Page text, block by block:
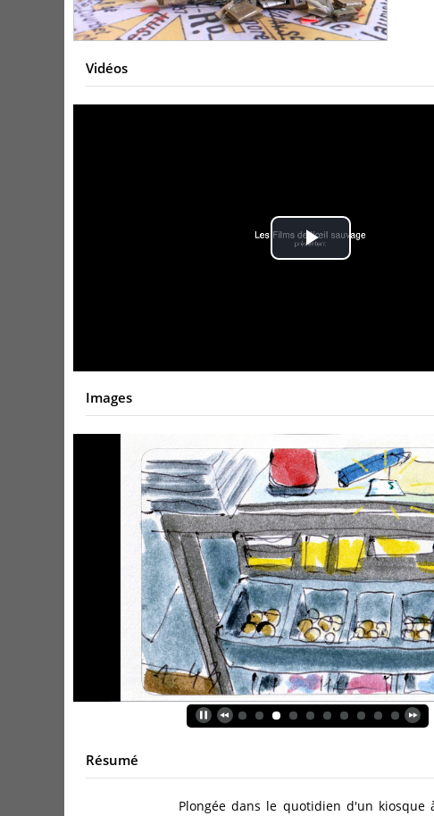
Vidéos
Play
Images
Résumé
Plongée dans le quotidien d'un